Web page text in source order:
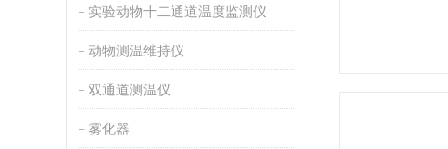
实验动物十二通道温度监测仪
动物测温维持仪
双通道测温仪
雾化器